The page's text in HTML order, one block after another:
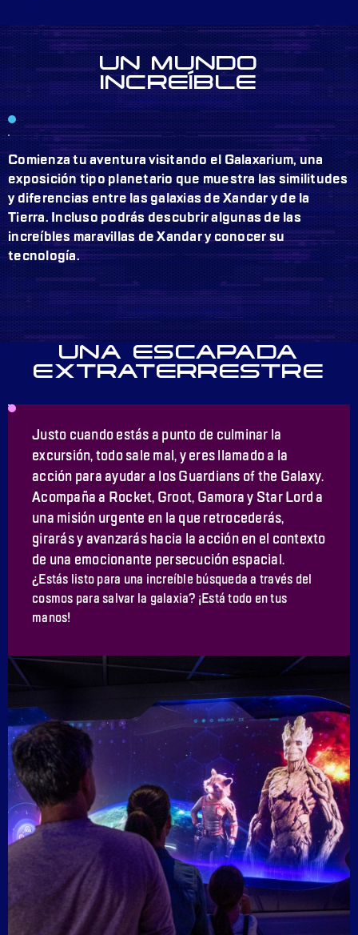
UN MUNDO
INCREÍBLE
Comienza tu aventura visitando el Galaxarium, una
exposición tipo planetario que muestra las similitudes
y diferencias entre las galaxias de Xandar y de la
Tierra. Incluso podrás descubrir algunas de las
increíbles maravillas de Xandar y conocer su
tecnología.
UNA ESCAPADA
EXTRATERRESTRE
Justo cuando estás a punto de culminar la
excursión, todo sale mal, y eres llamado a la
acción para ayudar a los Guardians of the Galaxy.
Acompaña a Rocket, Groot, Gamora y Star Lord a
una misión urgente en la que retrocederás,
girarás y avanzarás hacia la acción en el contexto
de una emocionante persecución espacial.
¿Estás listo para una increíble búsqueda a través del
cosmos para salvar la galaxia? ¡Está todo en tus
manos!